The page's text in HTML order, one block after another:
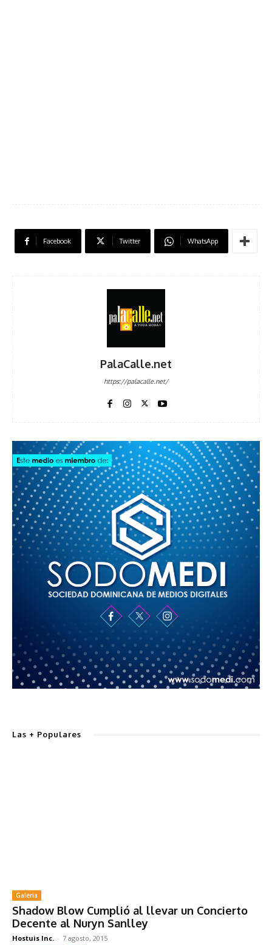
Facebook Twitter WhatsApp
PalaCalle.net
https://palacalle.net/
Las + Populares
Galeria
Shadow Blow Cumplió al llevar un Concierto
Decente al Nuryn Sanlley
Hostuis Inc. - 7 agosto, 2015